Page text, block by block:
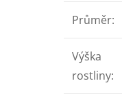
Průměr:
Výška
rostliny: